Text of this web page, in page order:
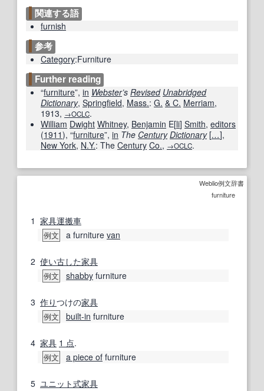
関連する語
furnish
参考
Category:Furniture
Further reading
“furniture”, in Webster’s Revised Unabridged
Dictionary, Springfield, Mass.: G. & C. Merriam,
1913, →OCLC.
William Dwight Whitney, Benjamin E[li] Smith, editors
(1911), “furniture”, in The Century Dictionary […],
New York, N.Y.: The Century Co., →OCLC.
Weblio例文辞書
furniture
1 家具運搬車
例文 a furniture van
2 使い古した家具
例文 shabby furniture
3 作りつけの家具
例文 built-in furniture
4 家具 1 点.
例文 a piece of furniture
5 ユニット式家具